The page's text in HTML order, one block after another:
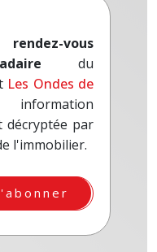
rendez-vous
du
Les Ondes de
décryptée par
l'immobilier.